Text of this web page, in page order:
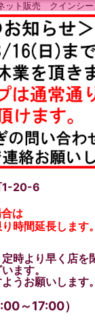
ット販売 クインシ
1-20-6
は
時間延長します。
時より早く店を
ます。
うお願いします。
～17:00）